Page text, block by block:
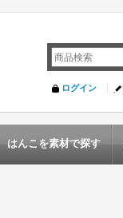
ログイン
はんこを素材で探す